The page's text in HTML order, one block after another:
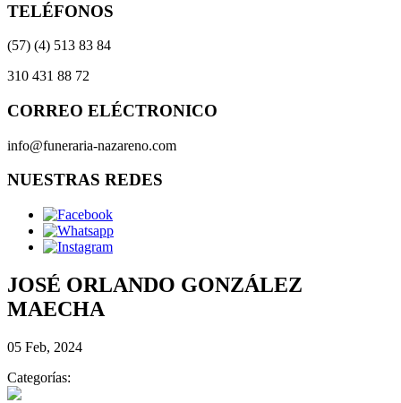
TELÉFONOS
(57) (4) 513 83 84
310 431 88 72
CORREO ELÉCTRONICO
info@funeraria-nazareno.com
NUESTRAS REDES
JOSÉ ORLANDO GONZÁLEZ
MAECHA
05 Feb, 2024
Categorías: